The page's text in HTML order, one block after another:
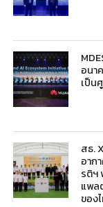
อนา
เป็น
สธ.
อาก
รติฯ
แพล
ของ